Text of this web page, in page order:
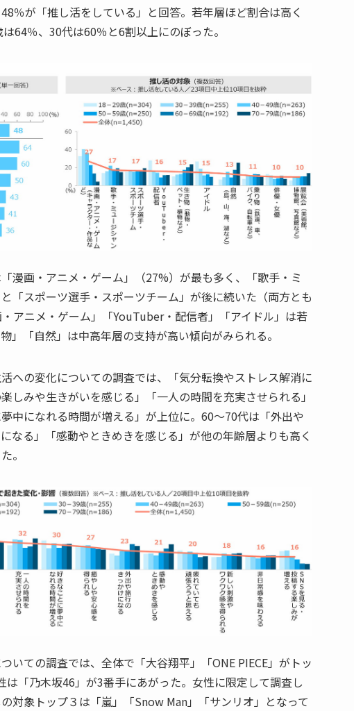
％が「推し活をしている」と回答。若年層ほど割合は高く
64％、30代は60％と6割以上にのぼった。
漫画・アニメ・ゲーム」（27%）が最も多く、「歌手・ミ
「スポーツ選手・スポーツチーム」が後に続いた（両方とも
アニメ・ゲーム」「YouTuber・配信者」「アイドル」は若
」「自然」は中高年層の支持が高い傾向がみられる。
への変化についての調査では、「気分転換やストレス解消に
しみや生きがいを感じる」「一人の時間を充実させられる」
夢中になれる時間が増える」が上位に。60～70代は「外出や
なる」「感動やときめきを感じる」が他の年齢層よりも高く
。
いての調査では、全体で「大谷翔平」「ONE PIECE」がトッ
は「乃木坂46」が3番手にあがった。女性に限定して調査し
対象トップ３は「嵐」「Snow Man」「サンリオ」となって